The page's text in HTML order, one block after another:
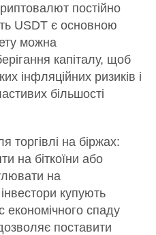
постійно
USDT є основною
можна
капіталу, щоб
інфляційних ризиків і
більшості
торгівлі на біржах:
на біткоїни або
на
купують
економічного спаду
поставити